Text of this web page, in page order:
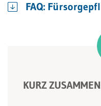
FAQ:
KURZ